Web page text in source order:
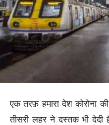
एक तरफ़ हमारा देश कोरोना
तीसरी लहर ने दस्तक भी